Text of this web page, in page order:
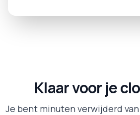
Klaar voor je
Je bent minuten verwijderd